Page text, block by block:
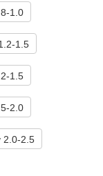
1.0
1.5
1.5
2.0
2.0-2.5